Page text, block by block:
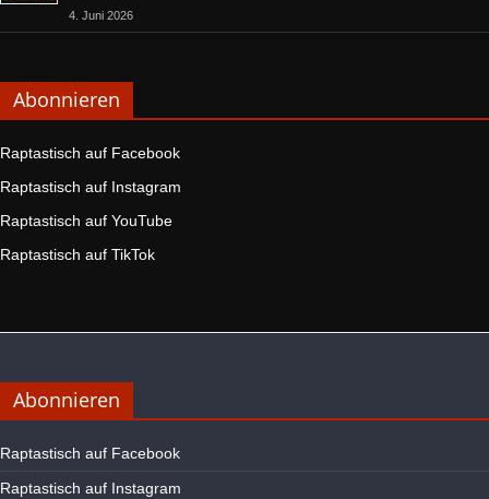
4. Juni 2026
Abonnieren
Raptastisch auf Facebook
Raptastisch auf Instagram
Raptastisch auf YouTube
Raptastisch auf TikTok
Abonnieren
Raptastisch auf Facebook
Raptastisch auf Instagram